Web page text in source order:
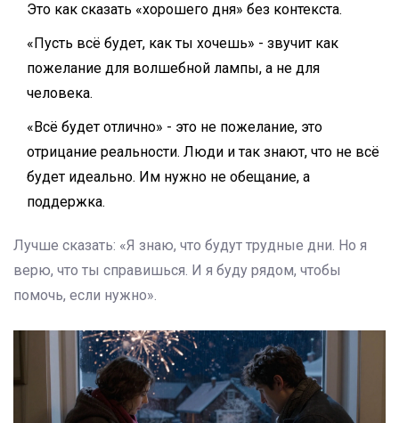
Это как сказать «хорошего дня» без контекста.
«Пусть всё будет, как ты хочешь» - звучит как
пожелание для волшебной лампы, а не для
человека.
«Всё будет отлично» - это не пожелание, это
отрицание реальности. Люди и так знают, что не всё
будет идеально. Им нужно не обещание, а
поддержка.
Лучше сказать: «Я знаю, что будут трудные дни. Но я
верю, что ты справишься. И я буду рядом, чтобы
помочь, если нужно».